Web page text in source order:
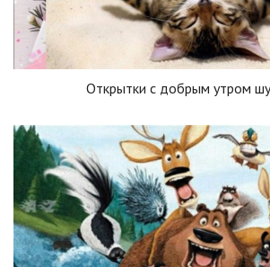
Открытки с добрым утром